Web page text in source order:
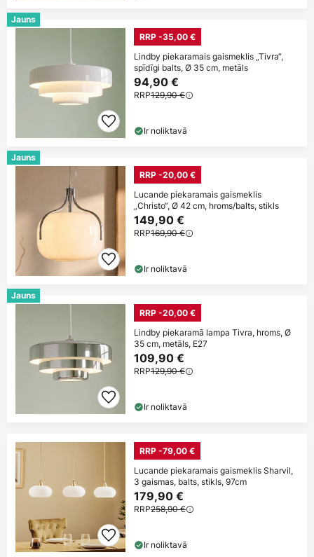
Jauns
RRP -35,00 €
Lindby piekaramais gaismeklis „Tivra“,
spīdīgi balts, Ø 35 cm, metāls
94,90 €
RRP129,90 €
Ir noliktavā
Jauns
RRP -20,00 €
Lucande piekaramais gaismeklis
„Christo“, Ø 42 cm, hroms/balts, stikls
149,90 €
RRP169,90 €
Ir noliktavā
Jauns
RRP -20,00 €
Lindby piekaramā lampa Tivra, hroms, Ø
35 cm, metāls, E27
109,90 €
RRP129,90 €
Ir noliktavā
RRP -79,00 €
Lucande piekaramais gaismeklis Sharvil,
3 gaismas, balts, stikls, 97cm
179,90 €
RRP258,90 €
Ir noliktavā